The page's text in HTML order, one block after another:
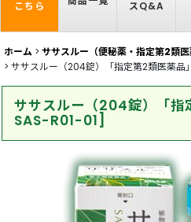
こちら
スQ&A
ホーム > ササスルー（便秘薬・指定第2類医
> ササスルー（204錠）「指定第2類医薬品」
ササスルー（204錠）「指
SAS-R01-01]